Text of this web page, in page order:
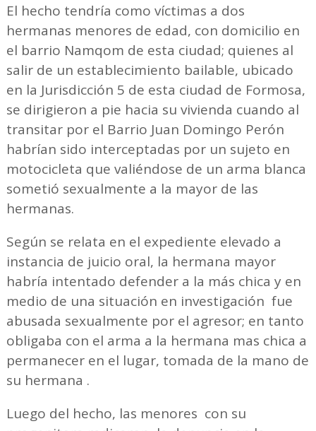
El hecho tendría como víctimas a dos
hermanas menores de edad, con domicilio en
el barrio Namqom de esta ciudad; quienes al
salir de un establecimiento bailable, ubicado
en la Jurisdicción 5 de esta ciudad de Formosa,
se dirigieron a pie hacia su vivienda cuando al
transitar por el Barrio Juan Domingo Perón
habrían sido interceptadas por un sujeto en
motocicleta que valiéndose de un arma blanca
sometió sexualmente a la mayor de las
hermanas.
Según se relata en el expediente elevado a
instancia de juicio oral, la hermana mayor
habría intentado defender a la más chica y en
medio de una situación en investigación fue
abusada sexualmente por el agresor; en tanto
obligaba con el arma a la hermana mas chica a
permanecer en el lugar, tomada de la mano de
su hermana .
Luego del hecho, las menores con su